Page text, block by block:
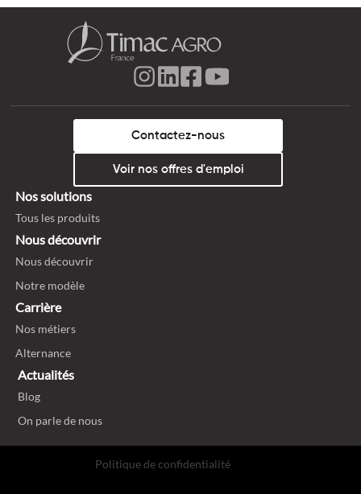
Nos solutions
Tous les produits
Nous découvrir
Nous découvrir
Notre modèle
Carrière
Nos métiers
Alternance
Actualités
Blog
On parle de nous
Contactez-nous
Voir nos offres d'emploi
Politique de confidentialité